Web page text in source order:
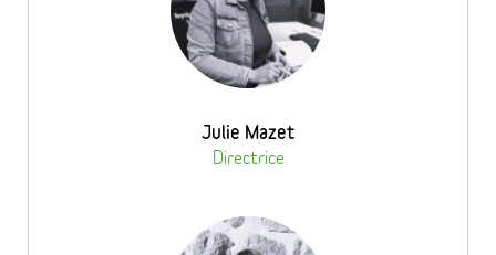
Julie Mazet
Directrice